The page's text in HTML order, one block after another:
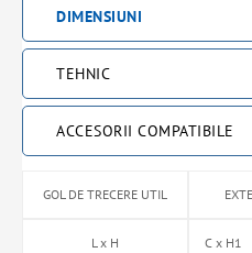
DIMENSIUNI
TEHNIC
ACCESORII COMPATIBILE
GOL DE TRECERE UTIL
L x H C x H1